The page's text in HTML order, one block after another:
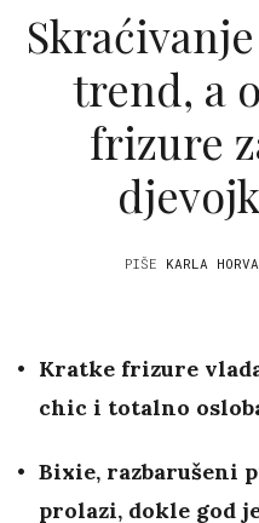
trend, a
frizure
PIŠE KARLA
Kratke frizure
chic i totalno
Bixie, razbarušeni
prolazi, dokle god